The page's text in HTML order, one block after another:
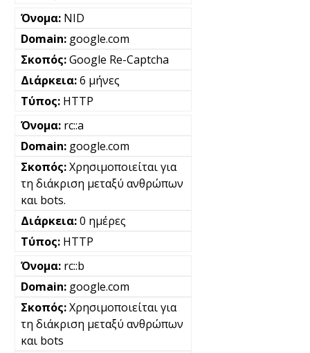
NID
google.com
Google Re-Captcha
6 μήνες
HTTP
rc::a
google.com
Χρησιμοποιείται για
τη διάκριση μεταξύ ανθρώπων
και bots.
0 ημέρες
HTTP
rc::b
google.com
Χρησιμοποιείται για
τη διάκριση μεταξύ ανθρώπων
και bots